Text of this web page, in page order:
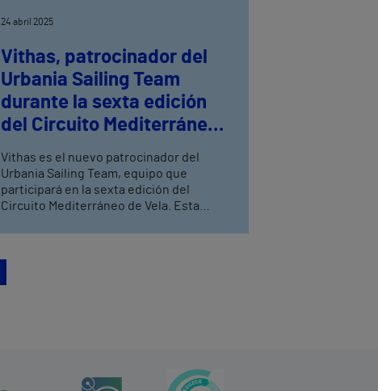
24 abril 2025
Vithas, patrocinador del
Urbania Sailing Team
durante la sexta edición
del Circuito Mediterráneo
Vithas es el nuevo patrocinador del
Urbania Sailing Team, equipo que
participará en la sexta edición del
Circuito Mediterráneo de Vela. Esta
compromiso de Vithas con el apoyo a los
equipo y espíritu de superación.